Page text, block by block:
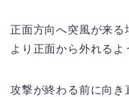
正面方向へ突風が来る
より正面から外れるよ
攻撃が終わる前に向き